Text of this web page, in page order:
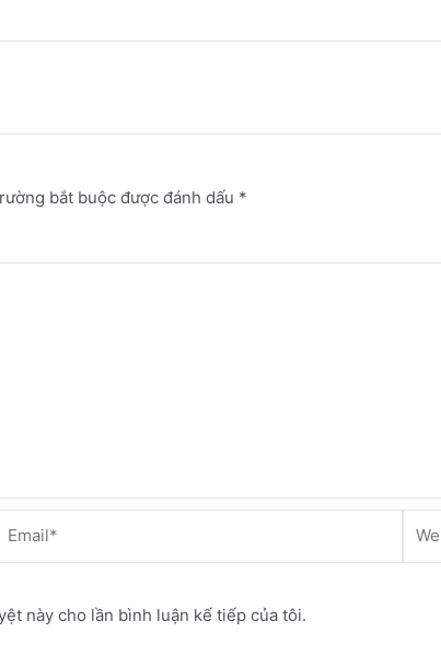
bắt buộc được đánh dấu *
này cho lần bình luận kế tiếp của tôi.